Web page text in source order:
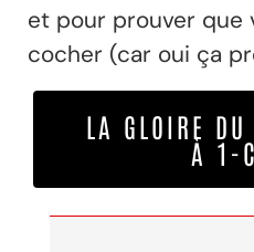
et pour prouver que
cocher (car oui ça
LA GLOIRE DU
À 1-